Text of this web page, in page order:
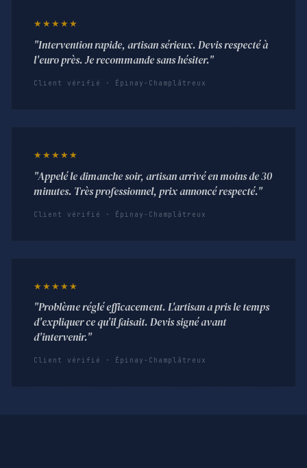
★★★★★
"Intervention rapide, artisan sérieux. Devis respecté à
l'euro près. Je recommande sans hésiter."
Client vérifié · Épinay-Champlâtreux
★★★★★
"Appelé le dimanche soir, artisan arrivé en moins de 30
minutes. Très professionnel, prix annoncé respecté."
Client vérifié · Épinay-Champlâtreux
★★★★★
"Problème réglé efficacement. L'artisan a pris le temps
d'expliquer ce qu'il faisait. Devis signé avant
d'intervenir."
Client vérifié · Épinay-Champlâtreux